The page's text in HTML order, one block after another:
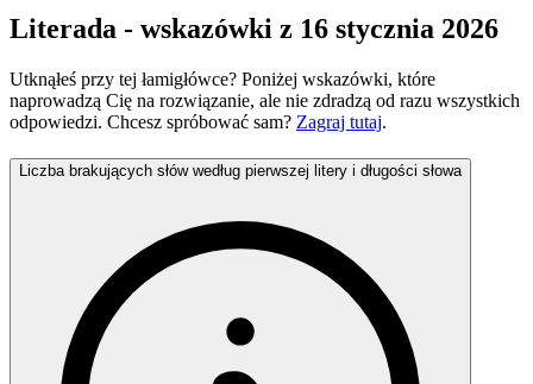
Literada - wskazówki z 16 stycznia 2026
Utknąłeś przy tej łamigłówce? Poniżej wskazówki, które
naprowadzą Cię na rozwiązanie, ale nie zdradzą od razu wszystkich
odpowiedzi. Chcesz spróbować sam? Zagraj tutaj.
Liczba brakujących słów według pierwszej litery i długości słowa